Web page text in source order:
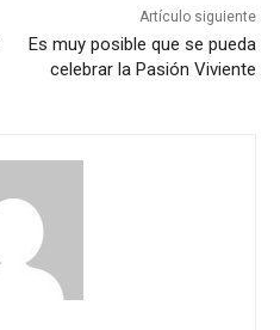
Artículo siguiente
Es muy posible que se pueda
celebrar la Pasión Viviente